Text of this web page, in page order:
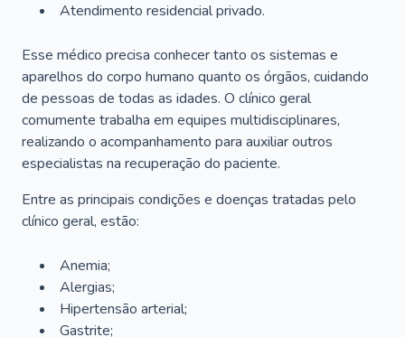
Atendimento residencial privado.
Esse médico precisa conhecer tanto os sistemas e
aparelhos do corpo humano quanto os órgãos, cuidando
de pessoas de todas as idades. O clínico geral
comumente trabalha em equipes multidisciplinares,
realizando o acompanhamento para auxiliar outros
especialistas na recuperação do paciente.
Entre as principais condições e doenças tratadas pelo
clínico geral, estão:
Anemia;
Alergias;
Hipertensão arterial;
Gastrite;